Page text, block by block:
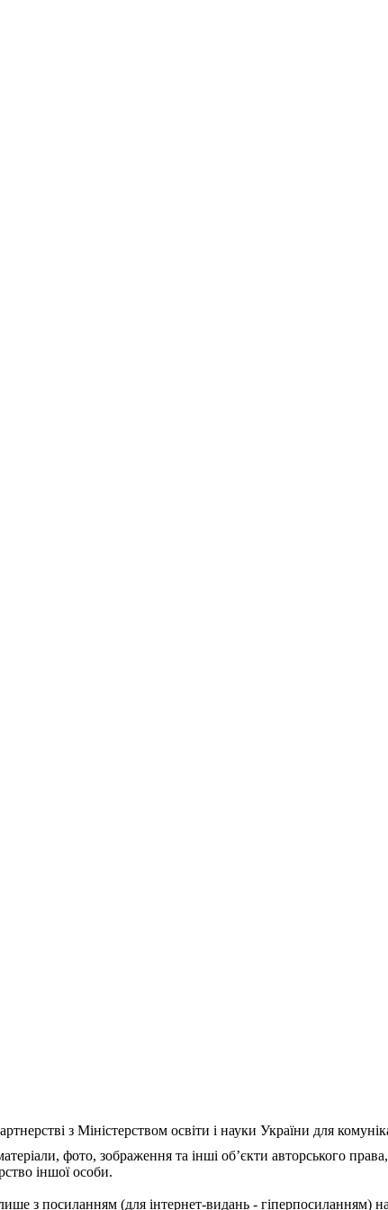
з Міністерством освіти і науки України для
фото, зображення та інші об’єкти авторського
іншої особи.
з посиланням (для інтернет-видань -